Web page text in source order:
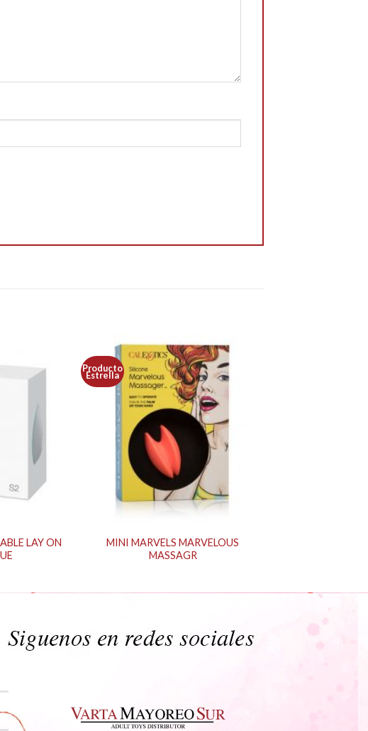
LAY ON
Producto
Estrella
MINI MARVELS MARVELOUS
MASSAGR